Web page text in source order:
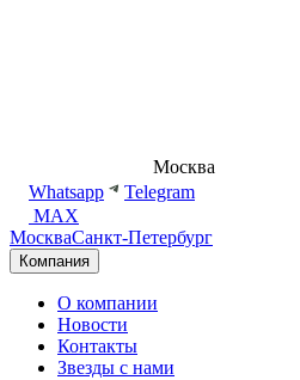
Москва
Whatsapp
Telegram
MAX
МоскваСанкт-Петербург
Компания
О компании
Новости
Контакты
Звезды с нами